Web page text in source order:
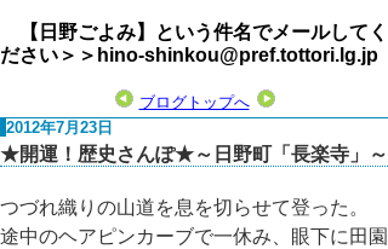
【日野ごよみ】という件名でメールしてく
ださい＞＞hino-shinkou@pref.tottori.lg.jp
ブログトップへ
2012年7月23日
★開運！歴史さんぽ★～日野町「長楽寺」～
つづれ織りの山道を息を切らせて登った。
途中のヘアピンカーブで一休み、眼下に田園